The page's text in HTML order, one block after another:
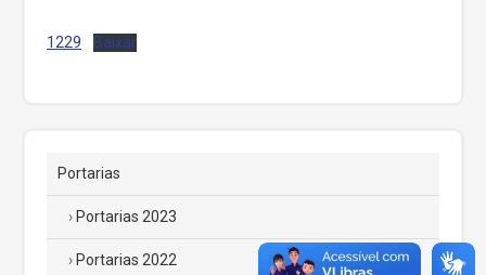
1229 Baixar
Portarias
Portarias 2023
Portarias 2022